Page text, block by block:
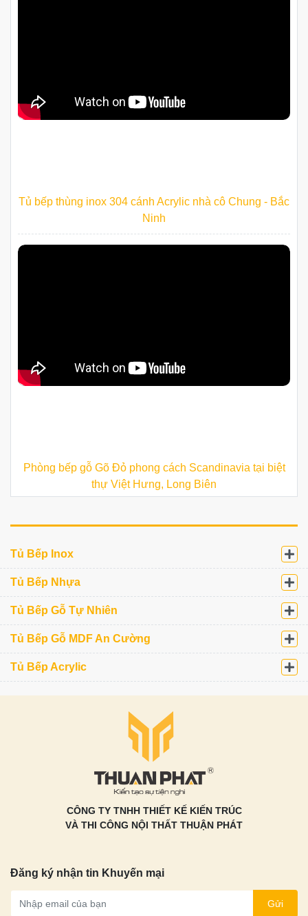
Tủ bếp thùng inox 304 cánh Acrylic nhà cô Chung - Bắc
Ninh
Phòng bếp gỗ Gõ Đỏ phong cách Scandinavia tại biệt
thự Việt Hưng, Long Biên
Tủ Bếp Inox
Tủ Bếp Nhựa
Tủ Bếp Gỗ Tự Nhiên
Tủ Bếp Gỗ MDF An Cường
Tủ Bếp Acrylic
CÔNG TY TNHH THIẾT KẾ KIẾN TRÚC
VÀ THI CÔNG NỘI THẤT THUẬN PHÁT
Đăng ký nhận tin Khuyến mại
Gửi